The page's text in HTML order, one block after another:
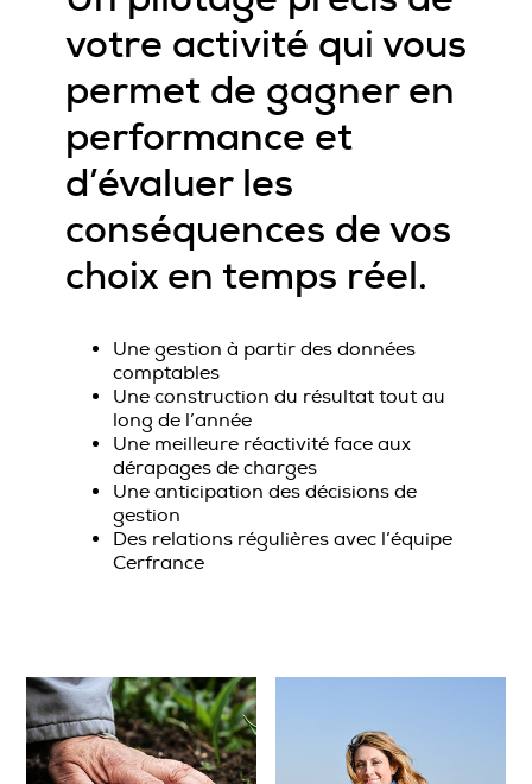
votre activité qui vous
permet de gagner en
performance et
d’évaluer les
conséquences de vos
choix en temps réel.
Une gestion à partir des données
comptables
Une construction du résultat tout au
long de l’année
Une meilleure réactivité face aux
dérapages de charges
Une anticipation des décisions de
gestion
Des relations régulières avec l’équipe
Cerfrance